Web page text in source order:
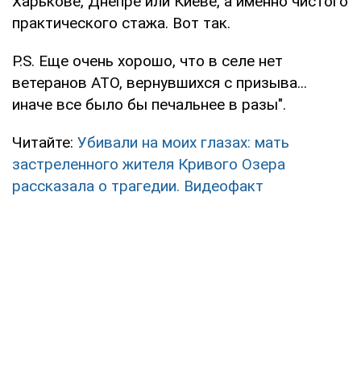
практического стажа. Вот так.
P.S. Еще очень хорошо, что в селе нет
ветеранов АТО, вернувшихся с призыва...
иначе все было бы печальнее в разы".
Читайте: Убивали на моих глазах: мать
застреленного жителя Кривого Озера
рассказала о трагедии. Видеофакт